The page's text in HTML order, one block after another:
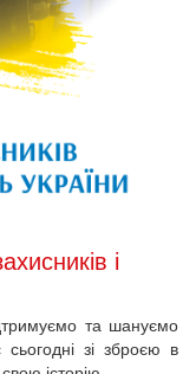
і
та шануємо
зі зброєю в